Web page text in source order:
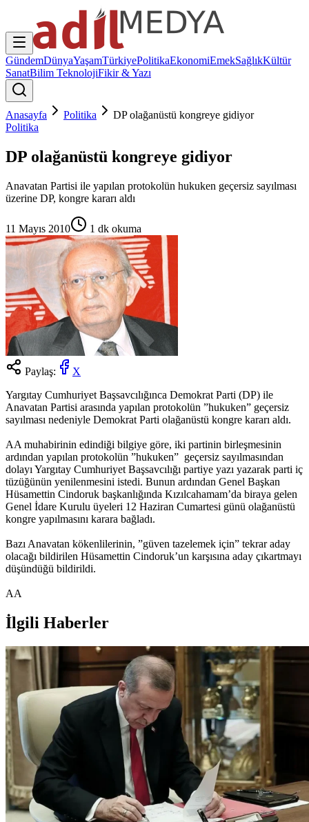
GündemDünyaYaşamTürkiyePolitikaEkonomiEmekSağlıkKültür
SanatBilim TeknolojiFikir & Yazı
Anasayfa Politika
DP olağanüstü kongreye gidiyor
Politika
DP olağanüstü kongreye gidiyor
Anavatan Partisi ile yapılan protokolün hukuken geçersiz sayılması
üzerine DP, kongre kararı aldı
11 Mayıs 2010 1 dk okuma
Paylaş:
X
Yargıtay Cumhuriyet Başsavcılığınca Demokrat Parti (DP) ile
Anavatan Partisi arasında yapılan protokolün ”hukuken” geçersiz
sayılması nedeniyle Demokrat Parti olağanüstü kongre kararı aldı.
AA muhabirinin edindiği bilgiye göre, iki partinin birleşmesinin
ardından yapılan protokolün ”hukuken” geçersiz sayılmasından
dolayı Yargıtay Cumhuriyet Başsavcılığı partiye yazı yazarak parti iç
tüzüğünün yenilenmesini istedi. Bunun ardından Genel Başkan
Hüsamettin Cindoruk başkanlığında Kızılcahamam’da biraya gelen
Genel İdare Kurulu üyeleri 12 Haziran Cumartesi günü olağanüstü
kongre yapılmasını karara bağladı.
Bazı Anavatan kökenlilerinin, ”güven tazelemek için” tekrar aday
olacağı bildirilen Hüsamettin Cindoruk’un karşısına aday çıkartmayı
düşündüğü bildirildi.
AA
İlgili Haberler